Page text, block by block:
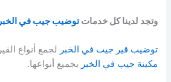
وتجد لدينا كل خدماتتوضيب جيب في
توضيب قير جيب في الخبر لجمع أنواع
مكينة جيب في الخبر بجميع أنواعها.